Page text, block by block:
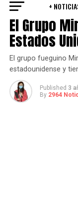
+
INTERNACIONALES
El Grupo
Estados
El grupo fueguino
estadounidense y
Published 3
By 2964